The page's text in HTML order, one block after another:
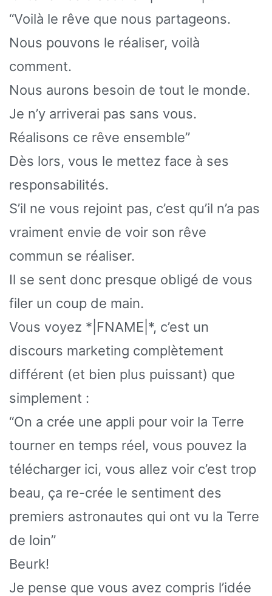
“Voilà le rêve que nous partageons.
Nous pouvons le réaliser, voilà
comment.
Nous aurons besoin de tout le monde.
Je n’y arriverai pas sans vous.
Réalisons ce rêve ensemble”
Dès lors, vous le mettez face à ses
responsabilités.
S’il ne vous rejoint pas, c’est qu’il n’a pas
vraiment envie de voir son rêve
commun se réaliser.
Il se sent donc presque obligé de vous
filer un coup de main.
Vous voyez *|FNAME|*, c’est un
discours marketing complètement
différent (et bien plus puissant) que
simplement :
“On a crée une appli pour voir la Terre
tourner en temps réel, vous pouvez la
télécharger ici, vous allez voir c’est trop
beau, ça re-crée le sentiment des
premiers astronautes qui ont vu la Terre
de loin”
Beurk!
Je pense que vous avez compris l’idée